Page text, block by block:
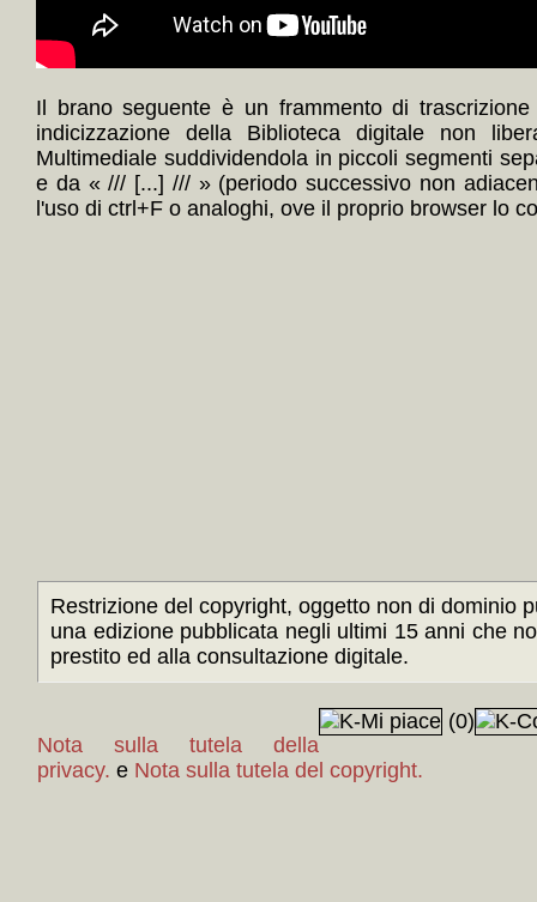
Il brano seguente è un frammento di
indicizzazione della Biblioteca digitale non
Multimediale suddividendola in piccoli segmenti
e da « /// [...] /// » (periodo successivo non
l'uso di ctrl+F o analoghi, ove il proprio browser lo
Restrizione del copyright, oggetto non di dominio
una edizione pubblicata negli ultimi 15 anni che
prestito ed alla consultazione digitale.
(0)
Nota sulla tutela della
privacy. e Nota sulla tutela del copyright.